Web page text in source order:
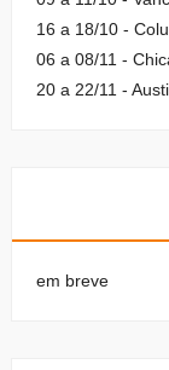
16 a 18/10 -
06 a 08/11 -
20 a 22/11 -
em breve